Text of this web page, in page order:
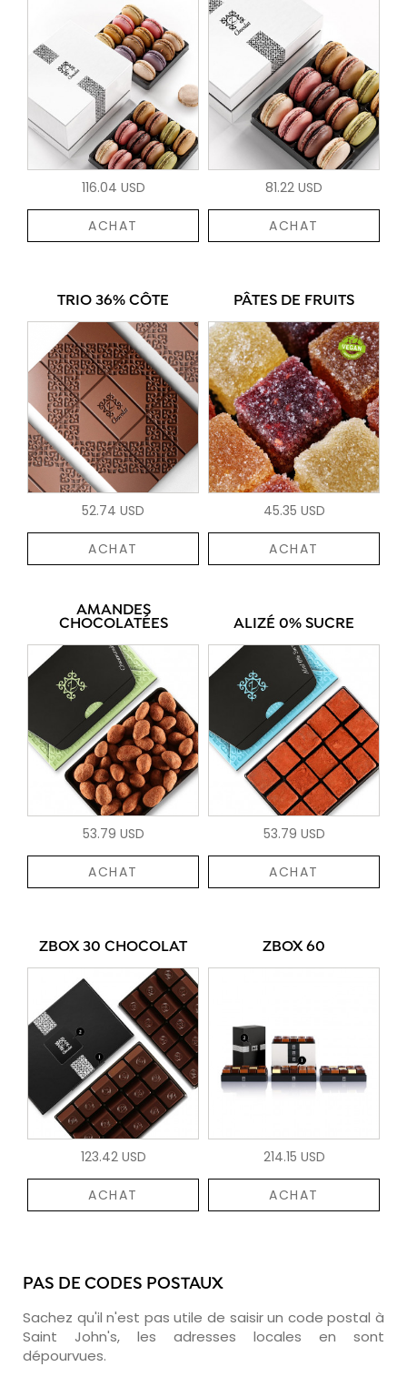
116.04 USD
ACHAT
81.22 USD
ACHAT
TRIO 36% CÔTE
52.74 USD
ACHAT
PÂTES DE FRUITS
45.35 USD
ACHAT
AMANDES
CHOCOLATÉES
53.79 USD
ACHAT
ALIZÉ 0% SUCRE
53.79 USD
ACHAT
ZBOX 30 CHOCOLAT
123.42 USD
ACHAT
ZBOX 60
214.15 USD
ACHAT
PAS DE CODES POSTAUX
Sachez qu'il n'est pas utile de saisir un code postal à
Saint John's, les adresses locales en sont
dépourvues.